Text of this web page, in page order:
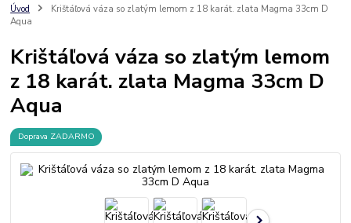
Úvod
Krištáľová váza so zlatým lemom z 18 karát. zlata Magma 33cm D
Aqua
Krištáľová váza so zlatým lemom
z 18 karát. zlata Magma 33cm D
Aqua
Doprava ZADARMO